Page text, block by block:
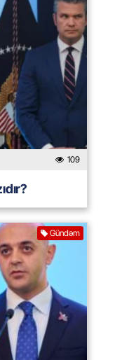
109
Gündəm